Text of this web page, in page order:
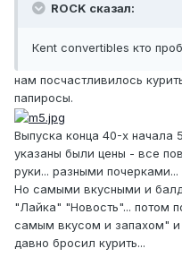
ROCK сказал:
Кent convertibles кто
нам посчастливилось
папиросы.
Выпуска конца 40-х начала
указаны были цены - все
руки... разными
Но самыми вкусными и
"Лайка" "Новость"... потом
самым вкусом и запахом" и
давно бросил курить...